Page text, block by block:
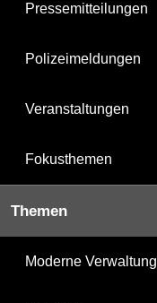
Pressemitteilungen
Polizeimeldungen
Veranstaltungen
Fokusthemen
Themen
Moderne Verwaltung